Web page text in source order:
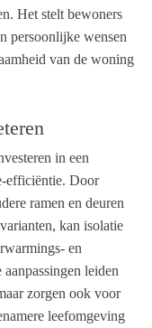
Het stelt bewoners
persoonlijke wensen
van de woning
in een
efficiëntie. Door
ramen en deuren
kan isolatie
en
leiden
zorgen ook voor
leefomgeving